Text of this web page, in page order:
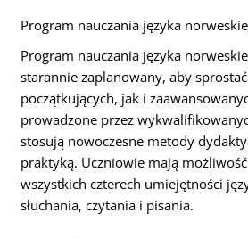
Program nauczania języka
Program nauczania języka
starannie zaplanowany, aby
początkujących, jak i
prowadzone przez
stosują nowoczesne metody
praktyką. Uczniowie mają
wszystkich czterech umiejętności
słuchania, czytania i pisania.